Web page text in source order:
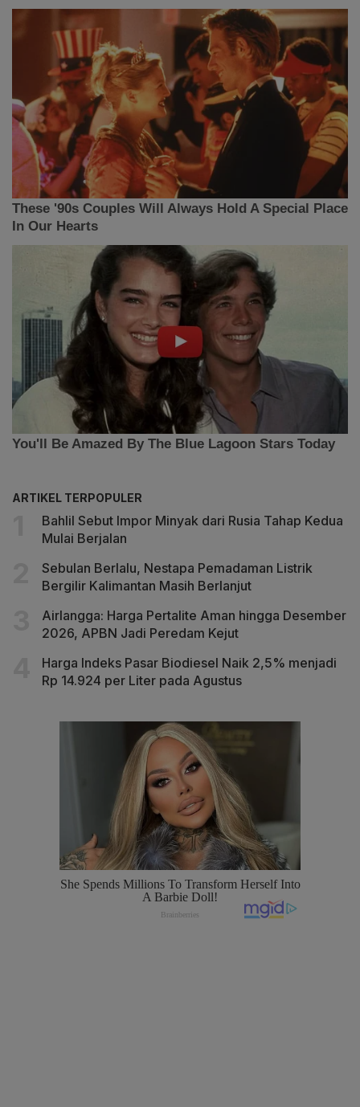
ARTIKEL TERPOPULER
Bahlil Sebut Impor Minyak dari Rusia Tahap Kedua
Mulai Berjalan
Sebulan Berlalu, Nestapa Pemadaman Listrik
Bergilir Kalimantan Masih Berlanjut
Airlangga: Harga Pertalite Aman hingga Desember
2026, APBN Jadi Peredam Kejut
Harga Indeks Pasar Biodiesel Naik 2,5% menjadi
Rp 14.924 per Liter pada Agustus